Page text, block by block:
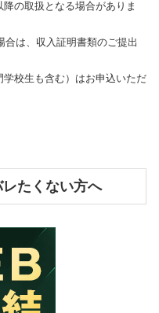
の取扱となる場合がありま
は、収入証明書類のご提出
校生も含む）はお申込いただ
たくない方へ